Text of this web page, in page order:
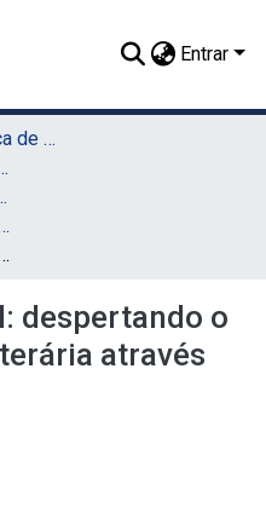
Entrar
02. Unidade Acadêmica de Educação a Distância e Tecnologia (UAEADTec)
(UAEADTec)
(UAEADTec)
e Tecnologia (UAEADTec)
literária através dos quadrinhos
despertando o
através